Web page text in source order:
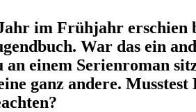
im Frühjahr erschien
War das ein
an einem Serienroman
ganz andere.